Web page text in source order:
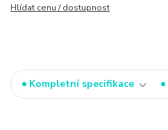
Hlídat cenu / dostupnost
Kompletní specifikace